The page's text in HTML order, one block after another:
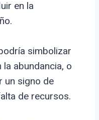
en la
simbolizar
abundancia, o
un signo de
de recursos.